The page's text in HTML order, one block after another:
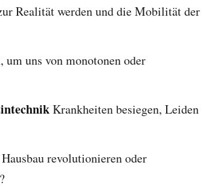
Realität werden und die Mobilität der
um uns von monotonen oder
Krankheiten besiegen, Leiden
revolutionieren oder